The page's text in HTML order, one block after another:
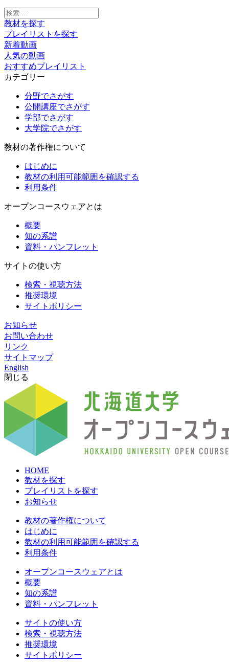
検
索:
教材を探す
プレイリストを探す
新着動画
人気の動画
おすすめプレイリスト
カテゴリー
分野でさがす
公開講座でさがす
学部でさがす
大学院でさがす
教材の著作権について
はじめに
教材の利用可能範囲を確認する
利用条件
オープンコースウェアとは
概要
知の系譜
資料・パンフレット
サイトの使い方
検索・視聴方法
推奨環境
サイトポリシー
お知らせ
お問い合わせ
リンク
サイトマップ
English
閉じる
HOME
教材を探す
プレイリストを探す
お知らせ
教材の著作権について
はじめに
教材の利用可能範囲を確認する
利用条件
オープンコースウェアとは
概要
知の系譜
資料・パンフレット
サイトの使い方
検索・視聴方法
推奨環境
サイトポリシー